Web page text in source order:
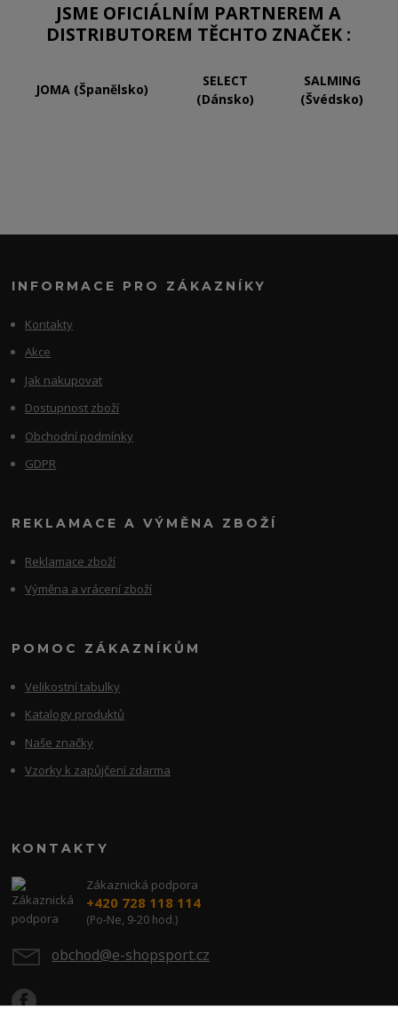
JSME OFICIÁLNÍM PARTNEREM A
DISTRIBUTOREM TĚCHTO ZNAČEK :
JOMA (Španělsko)
SELECT
(Dánsko)
SALMING
(Švédsko)
INFORMACE PRO ZÁKAZNÍKY
Kontakty
Akce
Jak nakupovat
Dostupnost zboží
Obchodní podmínky
GDPR
REKLAMACE A VÝMĚNA ZBOŽÍ
Reklamace zboží
Výměna a vrácení zboží
POMOC ZÁKAZNÍKŮM
Velikostní tabulky
Katalogy produktů
Naše značky
Vzorky k zapůjčení zdarma
KONTAKTY
Zákaznická podpora
+420 728 118 114
(Po-Ne, 9-20 hod.)
obchod@e-shopsport.cz